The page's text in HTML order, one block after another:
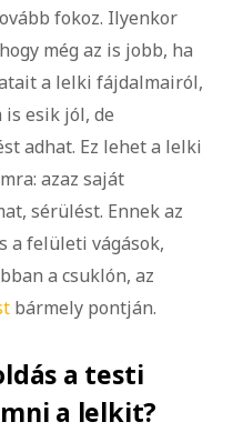
fokoz. Ilyenkor
még az is jobb, ha
a lelki fájdalmairól,
is esik jól, de
adhat. Ez lehet a lelki
azaz saját
sérülést. Ennek az
a felületi vágások,
a csuklón, az
bármely pontján.
a testi
a lelkit?